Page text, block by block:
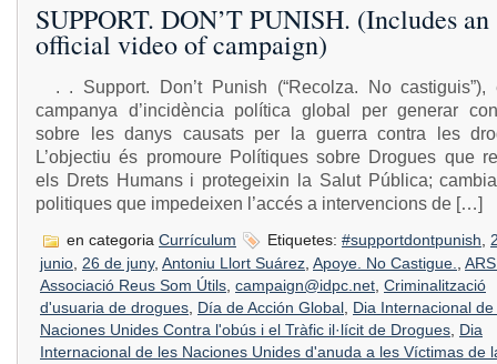
SUPPORT. DON’T PUNISH. (Includes an
official video of campaign)
. . Support. Don’t Punish (“Recolza. No castiguis”),
campanya d’incidència política global per generar
sobre les danys causats per la guerra contra les
L’objectiu és promoure Polítiques sobre Drogues que
els Drets Humans i protegeixin la Salut Pública;
politiques que impedeixen l’accés a intervencions de […]
en categoria Currículum Etiquetes: #supportdontpunish
junio, 26 de juny, Antoniu Llort Suárez, Apoye. No Castigue.,
Associació Reus Som Útils, campaign@idpc.net, Criminalització
d'usuaria de drogues, Día de Acción Global, Dia Internacional de
Naciones Unides Contra l'obús i el Tràfic il·lícit de Drogues, Dia
Internacional de les Naciones Unides d'anuda a les Víctimas de